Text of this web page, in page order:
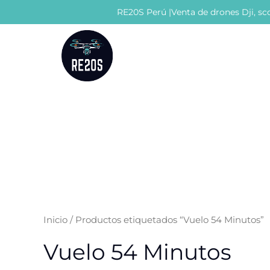
al
RE20S Perú |Venta de drones Dji,
Inicio / Productos etiquetados “Vuelo 54 Minutos”
Vuelo 54 Minutos